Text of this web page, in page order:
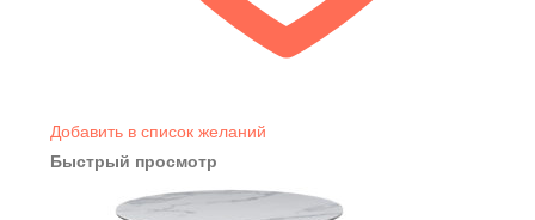
Добавить в список желаний
Быстрый просмотр